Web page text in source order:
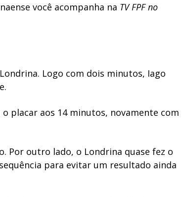
você acompanha na TV FPF no
Logo com dois minutos, Iago
placar aos 14 minutos, novamente com
Por outro lado, o Londrina quase fez o
para evitar um resultado ainda